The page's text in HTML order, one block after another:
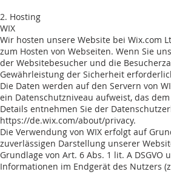
2. Hosting
WIX
Wir hosten unsere Website bei Wix.com
zum Hosten von Webseiten. Wenn Sie
der Websitebesucher und die
Gewährleistung der Sicherheit
Die Daten werden auf den Servern von
ein Datenschutzniveau aufweist, das
Details entnehmen Sie der
https://de.wix.com/about/privacy.
Die Verwendung von WIX erfolgt auf
zuverlässigen Darstellung unserer
Grundlage von Art. 6 Abs. 1 lit. A
Informationen im Endgerät des Nutzers